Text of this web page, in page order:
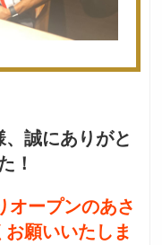
誠にありがと
！
オープンのあさ
願いいたしま